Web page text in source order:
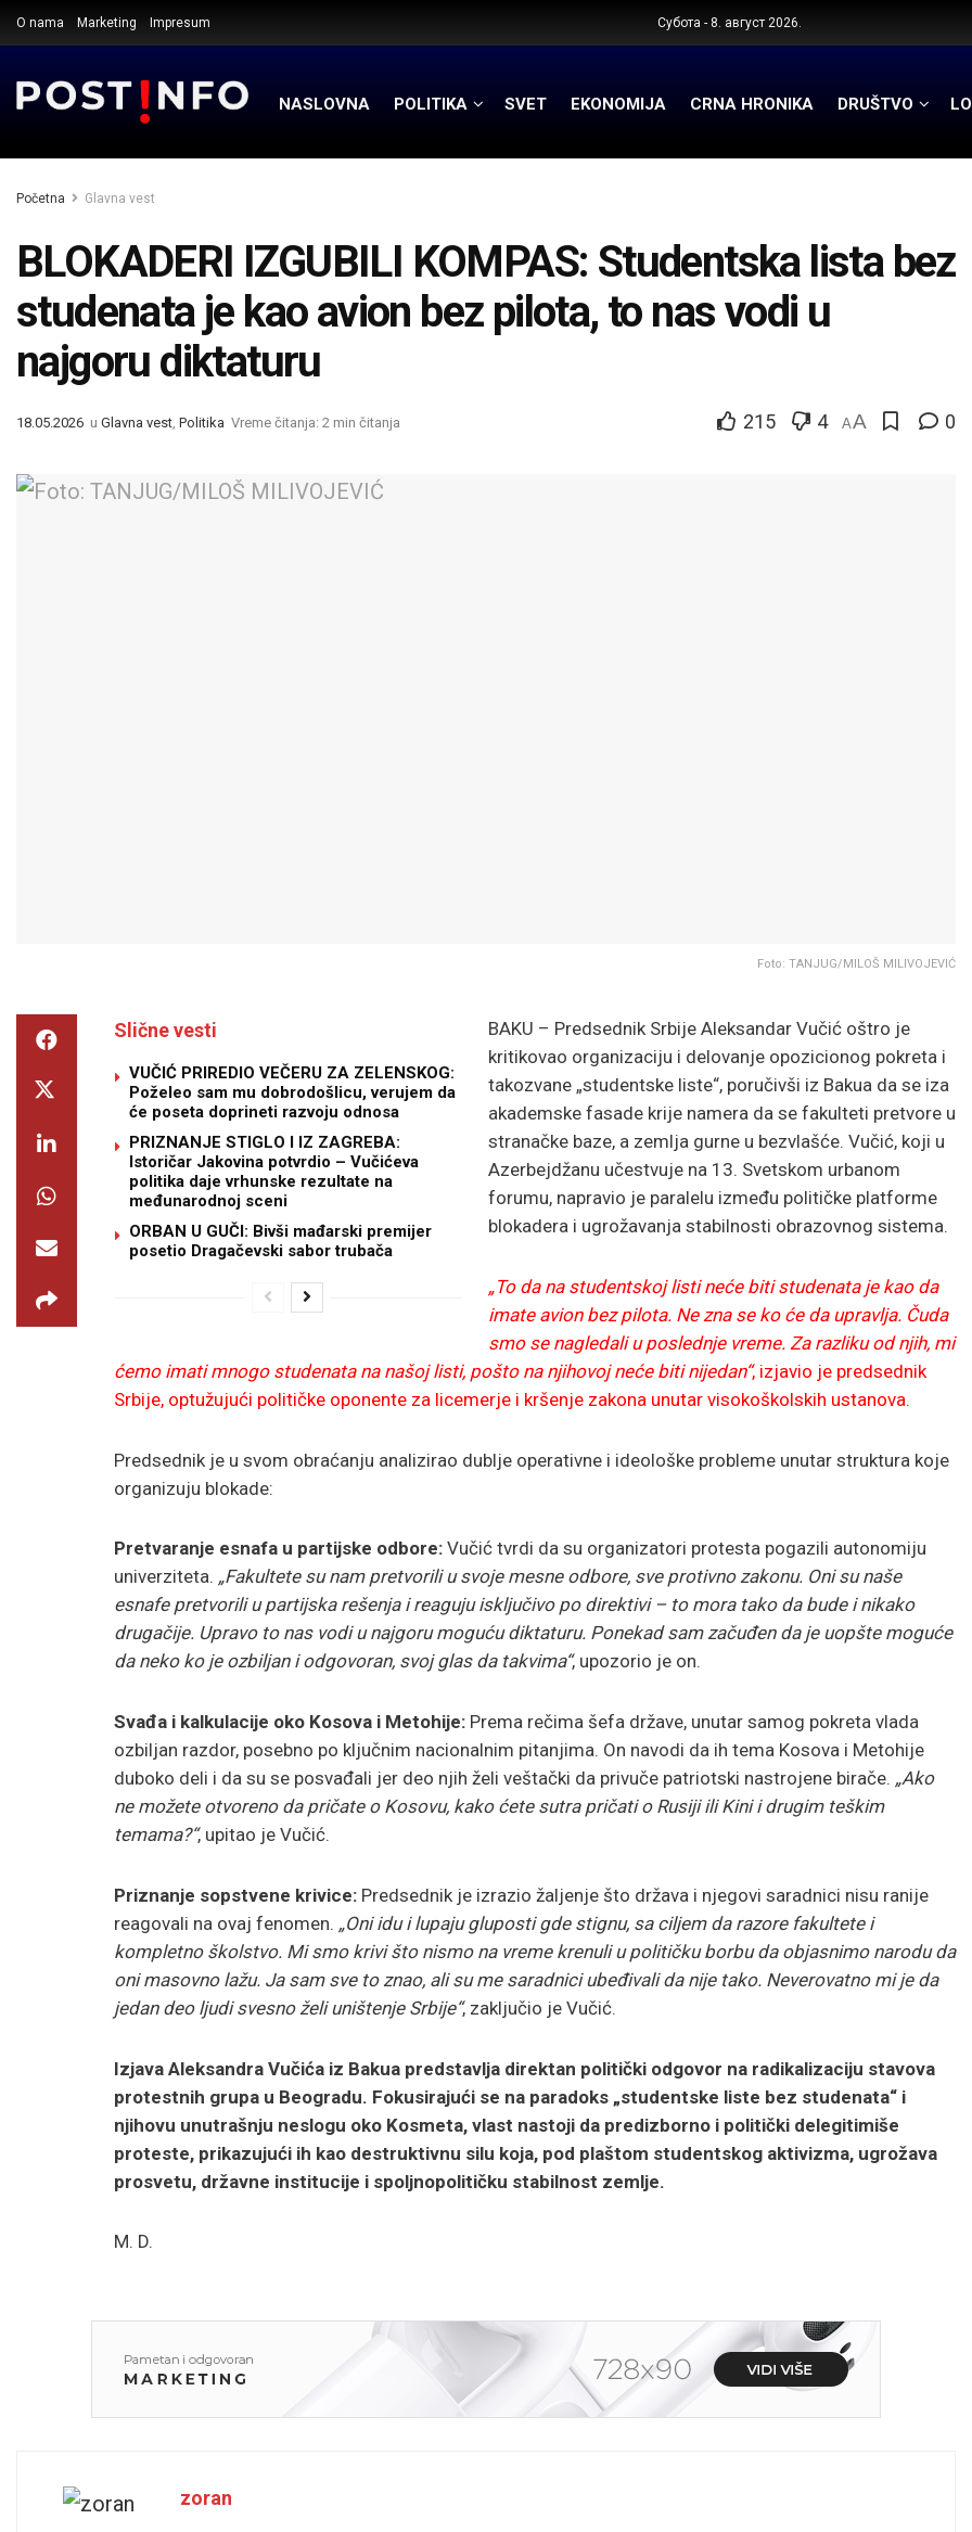
O nama Marketing Impresum Субота - 8. август 2026.
NASLOVNA POLITIKA SVET EKONOMIJA CRNA HRONIKA DRUŠTVO
Početna Glavna vest
BLOKADERI IZGUBILI KOMPAS: Studentska lista bez
studenata je kao avion bez pilota, to nas vodi u
najgoru diktaturu
18.05.2026 u Glavna vest, Politika Vreme čitanja: 2 min čitanja 215 4 AA 0
Foto: TANJUG/MILOŠ MILIVOJEVIĆ
Slične vesti
VUČIĆ PRIREDIO VEČERU ZA ZELENSKOG:
Poželeo sam mu dobrodošlicu, verujem da
će poseta doprineti razvoju odnosa
PRIZNANJE STIGLO I IZ ZAGREBA:
Istoričar Jakovina potvrdio – Vučićeva
politika daje vrhunske rezultate na
međunarodnoj sceni
ORBAN U GUČI: Bivši mađarski premijer
posetio Dragačevski sabor trubača
BAKU – Predsednik Srbije Aleksandar Vučić oštro je
kritikovao organizaciju i delovanje opozicionog pokreta i
takozvane „studentske liste“, poručivši iz Bakua da se iza
akademske fasade krije namera da se fakulteti pretvore u
stranačke baze, a zemlja gurne u bezvlašće. Vučić, koji u
Azerbejdžanu učestvuje na 13. Svetskom urbanom
forumu, napravio je paralelu između političke platforme
blokadera i ugrožavanja stabilnosti obrazovnog sistema.
„To da na studentskoj listi neće biti studenata je kao da
imate avion bez pilota. Ne zna se ko će da upravlja. Čuda
smo se nagledali u poslednje vreme. Za razliku od njih, mi
ćemo imati mnogo studenata na našoj listi, pošto na njihovoj neće biti nijedan“, izjavio je predsednik
Srbije, optužujući političke oponente za licemerje i kršenje zakona unutar visokoškolskih ustanova.
Predsednik je u svom obraćanju analizirao dublje operativne i ideološke probleme unutar struktura koje
organizuju blokade:
Pretvaranje esnafa u partijske odbore: Vučić tvrdi da su organizatori protesta pogazili autonomiju
univerziteta. „Fakultete su nam pretvorili u svoje mesne odbore, sve protivno zakonu. Oni su naše
esnafe pretvorili u partijska rešenja i reaguju isključivo po direktivi – to mora tako da bude i nikako
drugačije. Upravo to nas vodi u najgoru moguću diktaturu. Ponekad sam začuđen da je uopšte moguće
da neko ko je ozbiljan i odgovoran, svoj glas da takvima“, upozorio je on.
Svađa i kalkulacije oko Kosova i Metohije: Prema rečima šefa države, unutar samog pokreta vlada
ozbiljan razdor, posebno po ključnim nacionalnim pitanjima. On navodi da ih tema Kosova i Metohije
duboko deli i da su se posvađali jer deo njih želi veštački da privuče patriotski nastrojene birače. „Ako
ne možete otvoreno da pričate o Kosovu, kako ćete sutra pričati o Rusiji ili Kini i drugim teškim
temama?“, upitao je Vučić.
Priznanje sopstvene krivice: Predsednik je izrazio žaljenje što država i njegovi saradnici nisu ranije
reagovali na ovaj fenomen. „Oni idu i lupaju gluposti gde stignu, sa ciljem da razore fakultete i
kompletno školstvo. Mi smo krivi što nismo na vreme krenuli u političku borbu da objasnimo narodu da
oni masovno lažu. Ja sam sve to znao, ali su me saradnici ubeđivali da nije tako. Neverovatno mi je da
jedan deo ljudi svesno želi uništenje Srbije“, zaključio je Vučić.
Izjava Aleksandra Vučića iz Bakua predstavlja direktan politički odgovor na radikalizaciju stavova
protestnih grupa u Beogradu. Fokusirajući se na paradoks „studentske liste bez studenata“ i
njihovu unutrašnju neslogu oko Kosmeta, vlast nastoji da predizborno i politički delegitimiše
proteste, prikazujući ih kao destruktivnu silu koja, pod plaštom studentskog aktivizma, ugrožava
prosvetu, državne institucije i spoljnopolitičku stabilnost zemlje.
M. D.
zoran